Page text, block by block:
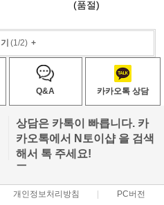
(품절)
(1/2)+
Q&A 카카오톡 상담
상담은 카톡이 빠릅니다. 카
카오톡에서 N토이샵 을 검색
해서 톡 주세요!
ㅡ
개인정보처리방침 PC버전